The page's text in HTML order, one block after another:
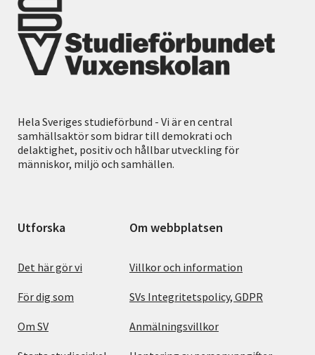
Hela Sveriges studieförbund - Vi är en central
samhällsaktör som bidrar till demokrati och
delaktighet, positiv och hållbar utveckling för
människor, miljö och samhällen.
Utforska
Det här gör vi
För dig som
Om SV
Om webbplatsen
Villkor och information
SVs Integritetspolicy, GDPR
Anmälningsvillkor